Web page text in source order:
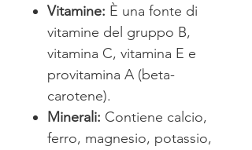
Vitamine: È una fonte di
vitamine del gruppo B,
vitamina C, vitamina E e
provitamina A (beta-
carotene).
Minerali: Contiene calcio,
ferro, magnesio, potassio,